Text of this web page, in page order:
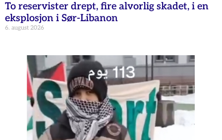
To reservister drept, fire alvorlig skadet, i en
eksplosjon i Sør-Libanon
6. august 2026